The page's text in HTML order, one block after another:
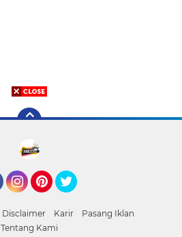
Disclaimer Karir
Pasang Iklan
Tentang Kami